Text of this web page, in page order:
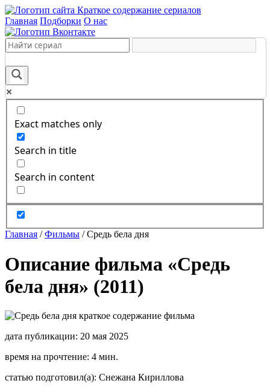
Краткое содержание сериалов
Главная Подборки О нас
Exact matches only
Search in title
Search in content
Главная /Фильмы /Средь бела дня
Описание фильма «Средь
бела дня» (2011)
дата публикации: 20 мая 2025
время на прочтение: 4 мин.
статью подготовил(а): Снежана Кириллова